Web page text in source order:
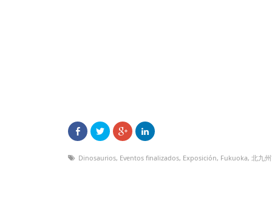
Dinosaurios, Eventos finalizados, Exposición, Fukuoka, 北九